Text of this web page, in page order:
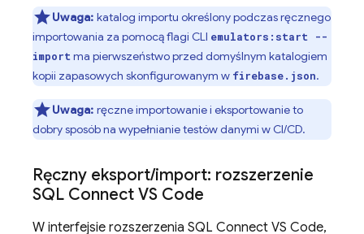
Uwaga: katalog importu określony podczas ręcznego
importowania za pomocą flagi CLI emulators:start --
import ma pierwszeństwo przed domyślnym katalogiem
kopii zapasowych skonfigurowanym w firebase.json.
Uwaga: ręczne importowanie i eksportowanie to
dobry sposób na wypełnianie testów danymi w CI/CD.
Ręczny eksport/import: rozszerzenie
SQL Connect VS Code
W interfejsie rozszerzenia SQL Connect VS Code,